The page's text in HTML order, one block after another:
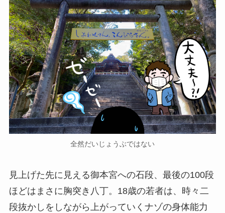
全然だいじょうぶではない
見上げた先に見える御本宮への石段、最後の100段
ほどはまさに胸突き八丁。18歳の若者は、時々二
段抜かしをしながら上がっていくナゾの身体能力